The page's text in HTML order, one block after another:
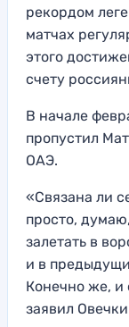
рекордом
матчах
этого
счету
В начале
пропустил
ОАЭ.
«Связана ли
просто,
залетать в
и в
Конечно же, и
заявил